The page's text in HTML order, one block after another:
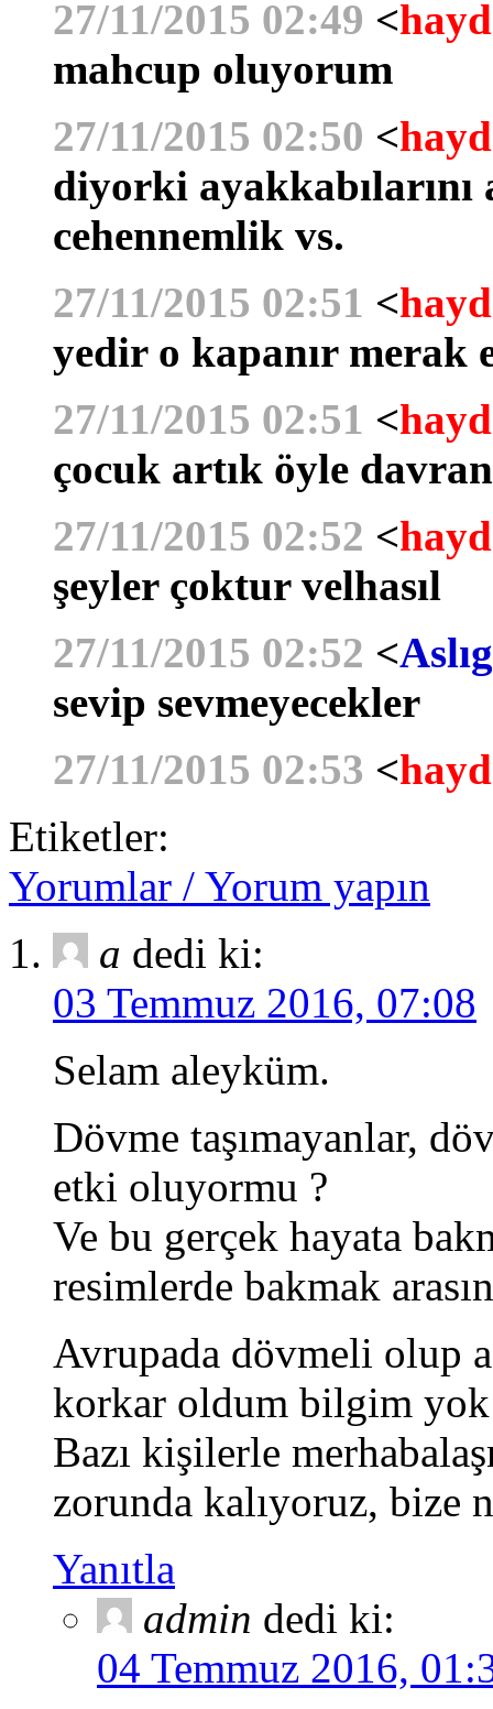
27/11/2015 02:49 <
mahcup oluyorum
27/11/2015 02:50 <
diyorki
cehennemlik vs.
27/11/2015 02:51 <
yedir o kapanır merak
27/11/2015 02:51 <
çocuk artık öyle
27/11/2015 02:52 <
şeyler çoktur velhasıl
27/11/2015 02:52 <
sevip sevmeyecekler
27/11/2015 02:53 <
Etiketler:
Yorumlar / Yorum yapın
a dedi ki:
03 Temmuz 2016, 07:08
Selam aleyküm.
Dövme taşımayanlar,
etki oluyormu ?
Ve bu gerçek hayata
resimlerde bakmak
Avrupada dövmeli olup
korkar oldum bilgim yok
Bazı kişilerle
zorunda kalıyoruz, bize
Yanıtla
admin dedi ki:
04 Temmuz 2016,